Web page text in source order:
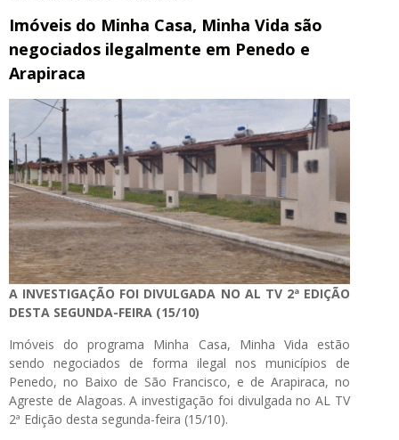
Imóveis do Minha Casa, Minha Vida são
negociados ilegalmente em Penedo e
Arapiraca
A INVESTIGAÇÃO FOI DIVULGADA NO AL TV 2ª EDIÇÃO
DESTA SEGUNDA-FEIRA (15/10)
Imóveis do programa Minha Casa, Minha Vida estão
sendo negociados de forma ilegal nos municípios de
Penedo, no Baixo de São Francisco, e de Arapiraca, no
Agreste de Alagoas. A investigação foi divulgada no AL TV
2ª Edição desta segunda-feira (15/10).